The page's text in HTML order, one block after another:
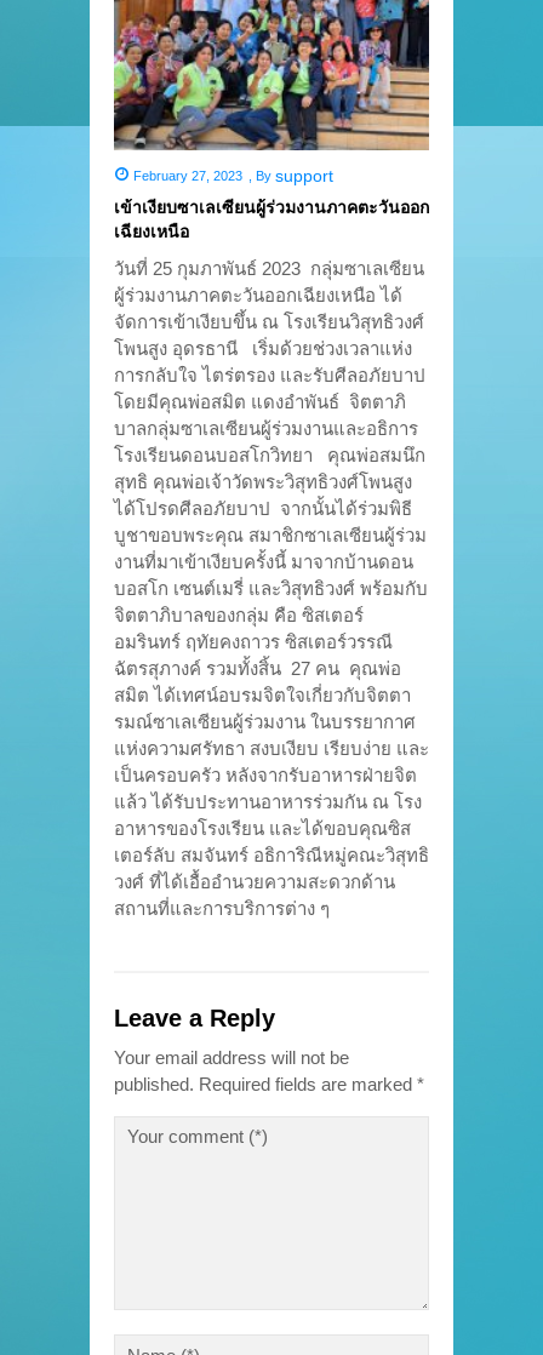
February 27, 2023 By support
เข้าเงียบซาเลเซียนผู้ร่วมงานภาคตะวันออก
เฉียงเหนือ
วันที่ 25 กุมภาพันธ์ 2023 กลุ่มซาเลเซียน
ผู้ร่วมงานภาคตะวันออกเฉียงเหนือ ได้
จัดการเข้าเงียบขึ้น ณ โรงเรียนวิสุทธิวงศ์
โพนสูง อุดรธานี เริ่มด้วยช่วงเวลาแห่ง
การกลับใจ ไตร่ตรอง และรับศีลอภัยบาป
โดยมีคุณพ่อสมิต แดงอำพันธ์ จิตตาภิ
บาลกลุ่มซาเลเซียนผู้ร่วมงานและอธิการ
โรงเรียนดอนบอสโกวิทยา คุณพ่อสมนึก
สุทธิ คุณพ่อเจ้าวัดพระวิสุทธิวงศ์โพนสูง
ได้โปรดศีลอภัยบาป จากนั้นได้ร่วมพิธี
บูชาขอบพระคุณ สมาชิกซาเลเซียนผู้ร่วม
งานที่มาเข้าเงียบครั้งนี้ มาจากบ้านดอน
บอสโก เซนต์เมรี่ และวิสุทธิวงศ์ พร้อมกับ
จิตตาภิบาลของกลุ่ม คือ ซิสเตอร์
อมรินทร์ ฤทัยคงถาวร ซิสเตอร์วรรณี
ฉัตรสุภางค์ รวมทั้งสิ้น 27 คน คุณพ่อ
สมิต ได้เทศน์อบรมจิตใจเกี่ยวกับจิตตา
รมณ์ซาเลเซียนผู้ร่วมงาน ในบรรยากาศ
แห่งความศรัทธา สงบเงียบ เรียบง่าย และ
เป็นครอบครัว หลังจากรับอาหารฝ่ายจิต
แล้ว ได้รับประทานอาหารร่วมกัน ณ โรง
อาหารของโรงเรียน และได้ขอบคุณซิส
เตอร์ลับ สมจันทร์ อธิการิณีหมู่คณะวิสุทธิ
วงศ์ ที่ได้เอื้ออำนวยความสะดวกด้าน
สถานที่และการบริการต่าง ๆ
Leave a Reply
Your email address will not be
published. Required fields are marked *